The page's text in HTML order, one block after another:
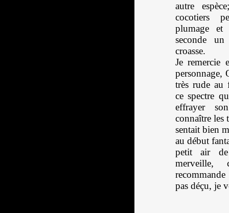
autre
cocotiers
plumage
seconde
croasse.
Je remercie
personnage,
très rude au
ce spectre
effrayer
connaître les
sentait bien
au début
petit air
pas déçu, je